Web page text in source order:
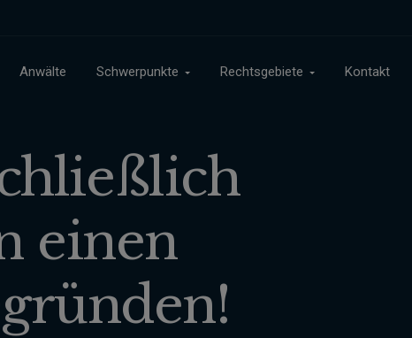
Anwälte Schwerpunkte Rechtsgebiete Kontakt
einen